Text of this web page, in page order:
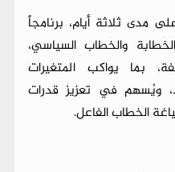
مدى ثلاثة أيام، برنامجاً
والخطاب السياسي،
بما يواكب المتغيرات
ويُسهم في تعزيز قدرات
الخطاب الفاعل.